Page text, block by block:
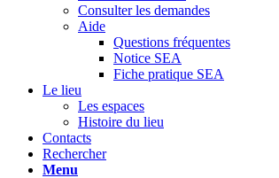
Consulter les demandes
Aide
Questions fréquentes
Notice SEA
Fiche pratique SEA
Le lieu
Les espaces
Histoire du lieu
Contacts
Rechercher
Menu